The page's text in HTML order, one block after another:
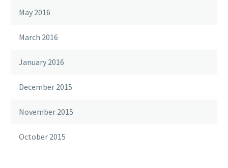
May 2016
March 2016
January 2016
December 2015
November 2015
October 2015